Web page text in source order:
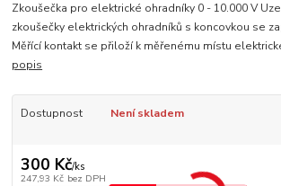
Zkoušečka pro elektrické ohradníky 0 - 10.000 V
zkoušečky elektrických ohradníků s koncovkou se
Měřící kontakt se přiloží k měřenému místu
popis
Dostupnost Není skladem
300 Kč/ks
247,93 Kč bez DPH